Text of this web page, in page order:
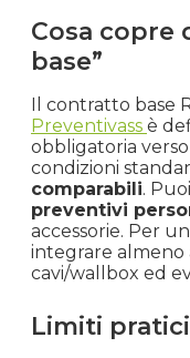
Cosa copre
base”
Il contratto base
Preventivass è
obbligatoria
condizioni
comparabili.
preventivi
accessorie. Per
integrare almeno
cavi/wallbox ed
Limiti